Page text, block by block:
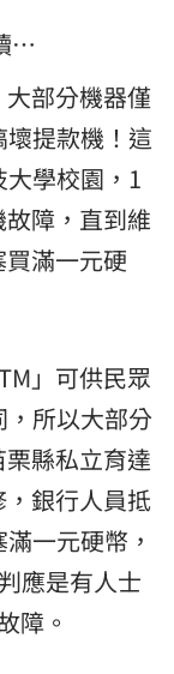
…
部分機器僅
提款機！這
學校園，1
障，直到維
買滿一元硬
」可供民眾
所以大部分
栗縣私立育達
銀行人員抵
一元硬幣，
應是有人士
障。